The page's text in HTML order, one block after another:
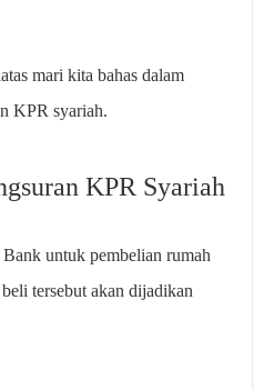
mari kita bahas dalam
KPR syariah.
KPR Syariah
untuk pembelian rumah
tersebut akan dijadikan